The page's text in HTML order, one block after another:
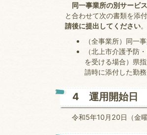
同一事業所の別サービ
と合わせて次の書類を添
請後に提出してください。
（全事業所）同一
（北上市介護予防
を受ける場合）県
請時に添付した勤
4 運用開始日
令和5年10月20日（金